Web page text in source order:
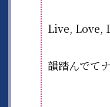
Live, Love,
韻踏んでてナ